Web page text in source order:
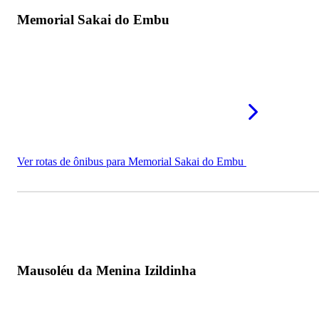
Memorial Sakai do Embu
Ver rotas de ônibus para Memorial Sakai do Embu
Mausoléu da Menina Izildinha